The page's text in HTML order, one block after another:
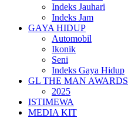
Indeks Jauhari
Indeks Jam
GAYA HIDUP
Automobil
Ikonik
Seni
Indeks Gaya Hidup
GL THE MAN AWARDS
2025
ISTIMEWA
MEDIA KIT